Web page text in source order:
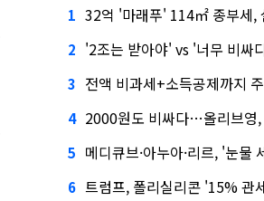
1 32억 '마래푸' 114㎡ 종부세, 실거주면
2 '2조는 받아야' vs '너무 비싸다'…공차
3 전액 비과세+소득공제까지
4 2000원도 비싸다…올리브영, 다이소 공세
5 메디큐브·아누아·리르, '눈물 세럼
6 트럼프, 폴리실리콘 '15% 관세' 검토…한